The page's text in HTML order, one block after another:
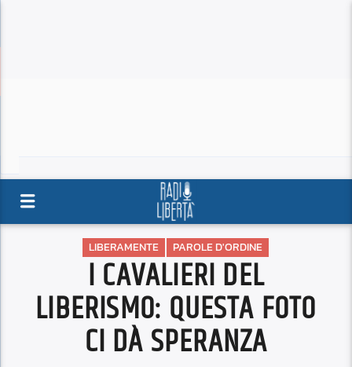
LIBERAMENTE PAROLE D'ORDINE
I CAVALIERI DEL
LIBERISMO: QUESTA FOTO
CI DÀ SPERANZA